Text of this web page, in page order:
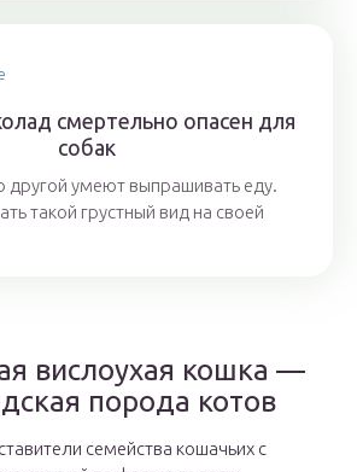
смертельно опасен для
собак
другой умеют выпрашивать еду.
такой грустный вид на своей
вислоухая кошка —
порода котов
семейства кошачьих с